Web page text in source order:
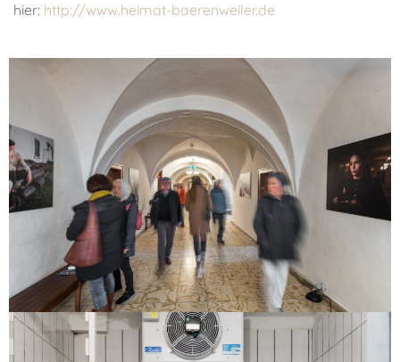
hier: http://www.heimat-baerenweiler.de